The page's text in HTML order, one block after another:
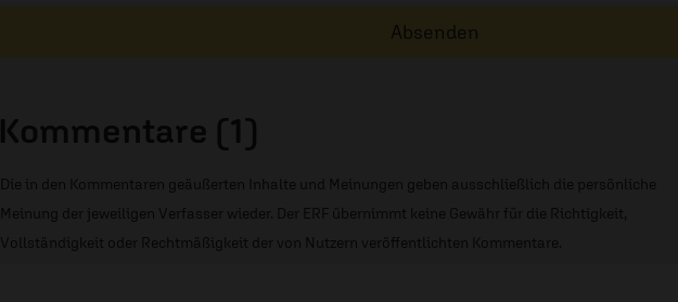
Absenden
Kommentare (1)
Die in den Kommentaren geäußerten Inhalte und Meinungen geben ausschließlich die persönliche
Meinung der jeweiligen Verfasser wieder. Der ERF übernimmt keine Gewähr für die Richtigkeit,
Vollständigkeit oder Rechtmäßigkeit der von Nutzern veröffentlichten Kommentare.